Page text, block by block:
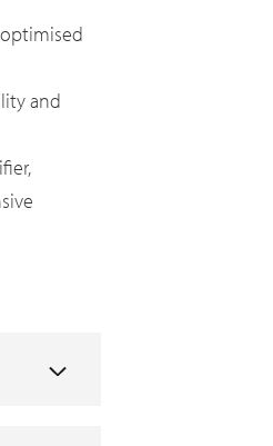
and